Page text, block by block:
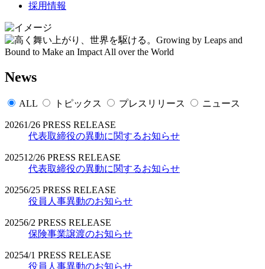
採用情報
News
ALL トピックス プレスリリース ニュース
20261/26 PRESS RELEASE
代表取締役の異動に関するお知らせ
202512/26 PRESS RELEASE
代表取締役の異動に関するお知らせ
20256/25 PRESS RELEASE
役員人事異動のお知らせ
20256/2 PRESS RELEASE
保険事業譲渡のお知らせ
20254/1 PRESS RELEASE
役員人事異動のお知らせ